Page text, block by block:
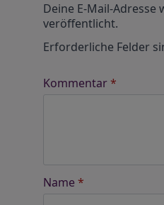
Deine E-Mail-Adresse
veröffentlicht.
Erforderliche Felder
Kommentar*
Name *